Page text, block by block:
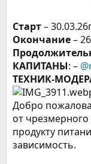
Старт–
Окончание–
КАПИТАНЫ: –
ТЕХНИК-
Добро
от чрезмерного
продукту
зависимость.